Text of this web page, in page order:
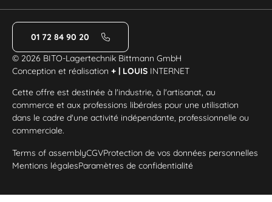
01 72 84 90 20
© 2026 BITO-Lagertechnik Bittmann GmbH
Conception et réalisation+ | LOUIS INTERNET
Cette offre est destinée à l'industrie, à l'artisanat, au
commerce et aux professions libérales pour une utilisation
dans le cadre d'une activité indépendante, professionnelle ou
commerciale.
Terms of assemblyCGVProtection de vos données personnelles
Mentions légalesParamètres de confidentialité